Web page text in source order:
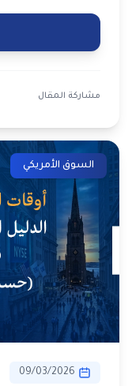
مشاركة المقال
السوق الأمريكي
09/03/2026